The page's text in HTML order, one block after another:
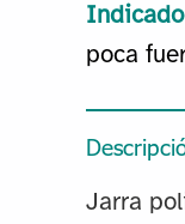
poca
Jarra